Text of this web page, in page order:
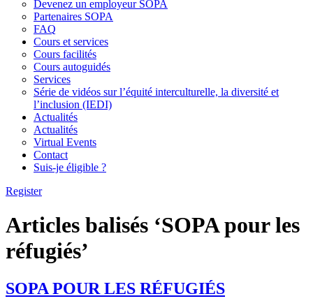
Devenez un employeur SOPA
Partenaires SOPA
FAQ
Cours et services
Cours facilités
Cours autoguidés
Services
Série de vidéos sur l’équité interculturelle, la diversité et
l’inclusion (IEDI)
Actualités
Actualités
Virtual Events
Contact
Suis-je éligible ?
Register
Articles balisés ‘SOPA pour les
réfugiés’
SOPA POUR LES RÉFUGIÉS